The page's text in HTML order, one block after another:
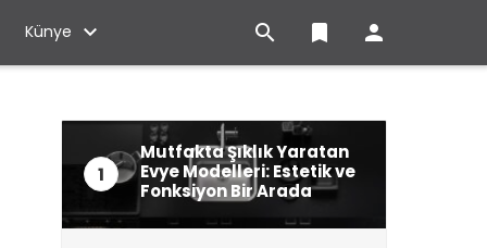
Künye  bookmark 
1
Mutfakta Şıklık Yaratan
Evye Modelleri: Estetik ve
Fonksiyon Bir Arada